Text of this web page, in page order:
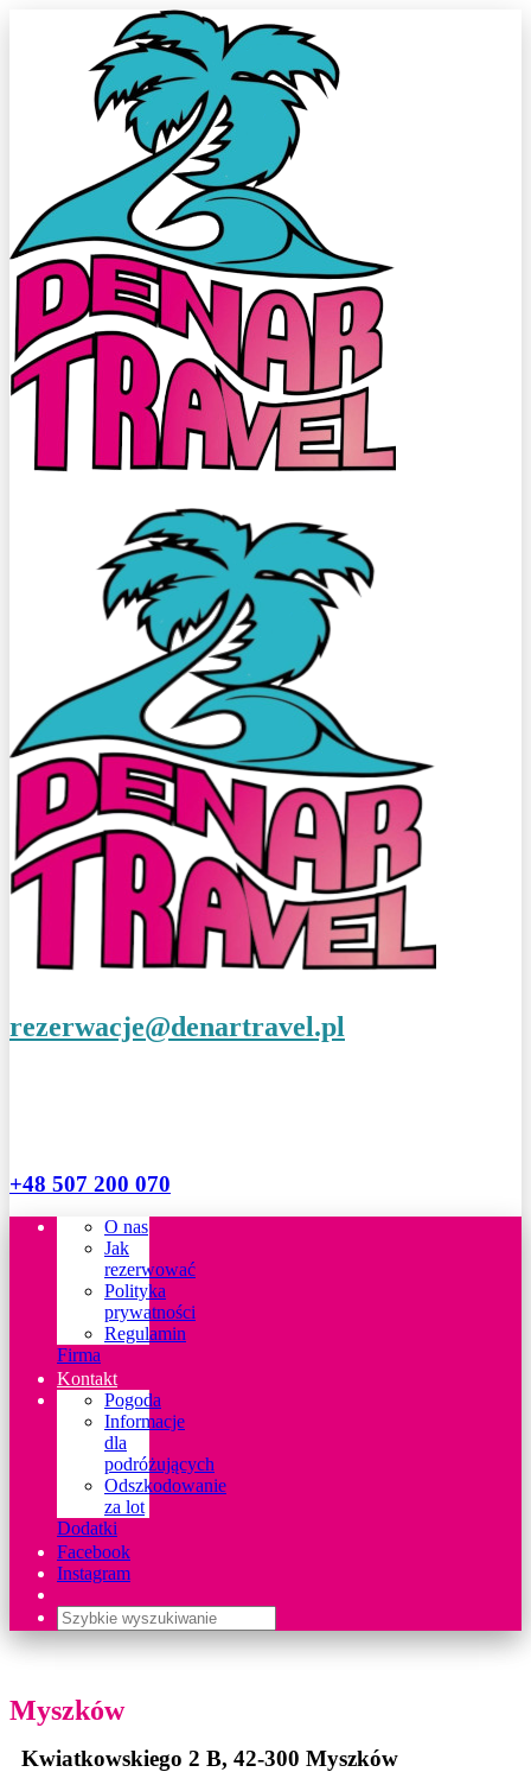
rezerwacje@denartravel.pl
+48 507 200 070
O nas
Jak
rezerwować
Polityka
prywatności
Regulamin
Firma
Kontakt
Pogoda
Informacje
dla
podróżujących
Odszkodowanie
za lot
Dodatki
Facebook
Instagram
Myszków
Kwiatkowskiego 2 B, 42-300 Myszków